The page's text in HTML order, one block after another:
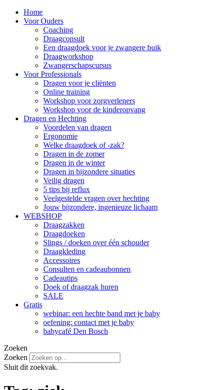
Home
Voor Ouders
Coaching
Draagconsult
Een draagdoek voor je zwangere buik
Draagworkshop
Zwangerschapscursus
Voor Professionals
Dragen voor je cliënten
Online training
Workshop voor zorgverleners
Workshop voor de kinderopvang
Dragen en Hechting
Voordelen van dragen
Ergonomie
Welke draagdoek of -zak?
Dragen in de zomer
Dragen in de winter
Dragen in bijzondere situaties
Veilig dragen
5 tips bij reflux
Veelgestelde vragen over hechting
Jouw bijzondere, ingenieuze lichaam
WEBSHOP
Draagzakken
Draagdoeken
Slings / doeken over één schouder
Draagkleding
Accessoires
Consulten en cadeaubonnen
Cadeautips
Doek of draagzak huren
SALE
Gratis
webinar: een hechte band met je baby
oefening: contact met je baby
babycafé Den Bosch
Zoeken
Zoeken
Sluit dit zoekvak.